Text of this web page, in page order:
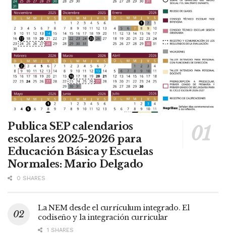
Publica SEP calendarios
escolares 2025-2026 para
Educación Básica y Escuelas
Normales: Mario Delgado
0 SHARES
La NEM desde el currículum integrado. El
codiseño y la integración curricular
1 SHARES